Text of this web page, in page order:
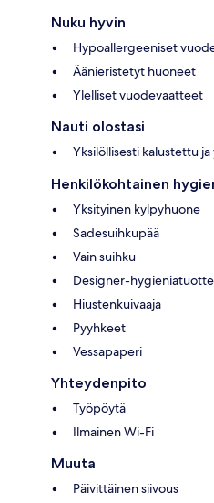
Nuku hyvin
Hypoallergeeniset
Äänieristetyt huoneet
Ylelliset vuodevaatteet
Nauti olostasi
Yksilöllisesti kalustettu
Henkilökohtainen
Yksityinen kylpyhuone
Sadesuihkupää
Vain suihku
Designer-
Hiustenkuivaaja
Pyyhkeet
Vessapaperi
Yhteydenpito
Työpöytä
Ilmainen Wi-Fi
Muuta
Päivittäinen siivous